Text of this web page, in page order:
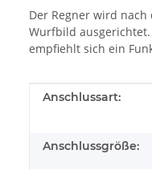
Der Regner wird
Wurfbild
empfiehlt sich ein
Produkteigenschaft
Wert
Anschlussart:
Anschlussgröße: